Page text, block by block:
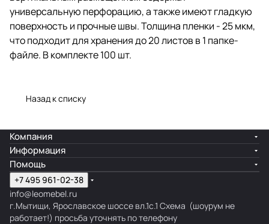
универсальную перфорацию, а также имеют гладкую
поверхность и прочные швы. Толщина пленки - 25 мкм,
что подходит для хранения до 20 листов в 1 папке-
файле. В комплекте 100 шт.
Назад к списку
Компания
Информация
Помощь
+7 495 961-02-38
info@leomebel.ru
г.Мытищи, Ярославское шоссе вл.1с.1 Схема (шоурум не
работает!) просьба уточнять по телефону